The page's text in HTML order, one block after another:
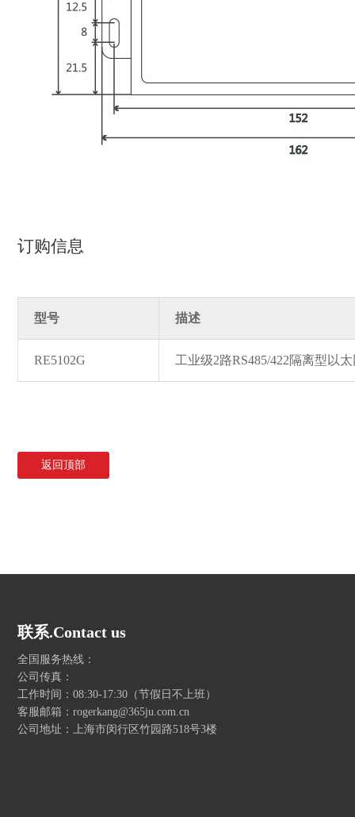
订购信息
型号 描述
RE5102G 工业级2路RS485/422隔离型以
返回顶部
联系.Contact us
全国服务热线：
公司传真：
工作时间：08:30-17:30（节假日不上班）
客服邮箱：rogerkang@365ju.com.cn
公司地址：上海市闵行区竹园路518号3楼